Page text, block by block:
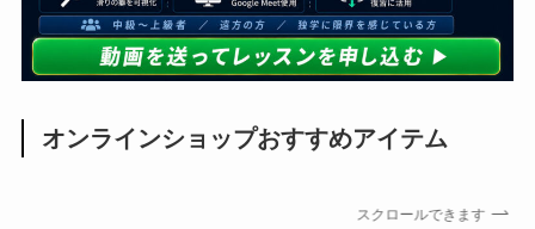
オンラインショップおすすめアイテム
スクロールできます